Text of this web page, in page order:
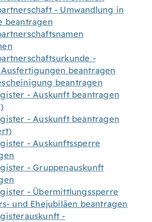
- Umwandlung in
beantragen
-
beantragen
beantragen
- Auskunft beantragen
- Auskunft beantragen
- Auskunftssperre
- Gruppenauskunft
- Übermittlungssperre
und Ehejubiläen beantragen
-